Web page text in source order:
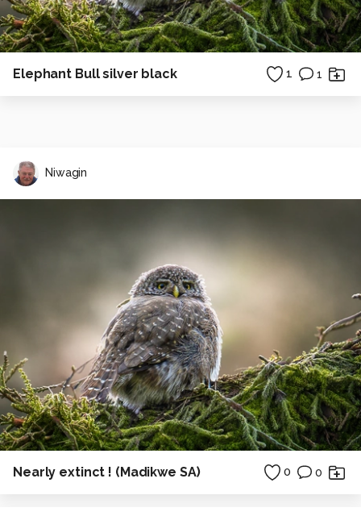
Elephant Bull silver black 1 1
Niwagin
Nearly extinct ! (Madikwe SA) 0 0